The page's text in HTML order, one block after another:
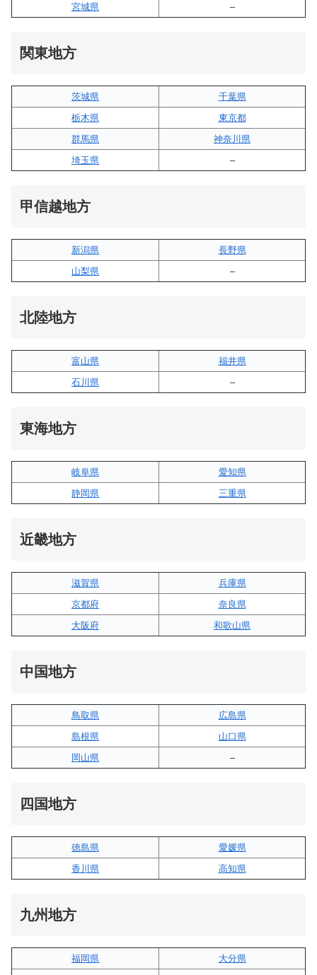
宮城県
–
関東地方
茨城県
千葉県
栃木県
東京都
群馬県
神奈川県
埼玉県
–
甲信越地方
新潟県
長野県
山梨県
–
北陸地方
富山県
福井県
石川県
–
東海地方
岐阜県
愛知県
静岡県
三重県
近畿地方
滋賀県
兵庫県
京都府
奈良県
大阪府
和歌山県
中国地方
鳥取県
広島県
島根県
山口県
岡山県
–
四国地方
徳島県
愛媛県
香川県
高知県
九州地方
福岡県
大分県